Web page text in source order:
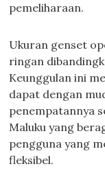
pemeliharaan.
Ukuran genset
ringan
Keunggulan ini
dapat dengan
penempatannya
Maluku yang
pengguna yang
fleksibel.